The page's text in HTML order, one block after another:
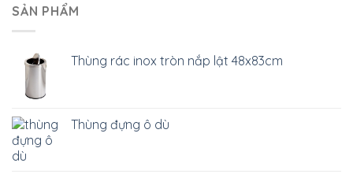
SẢN PHẨM
Thùng rác inox tròn nắp lật 48x83cm
Thùng đựng ô dù